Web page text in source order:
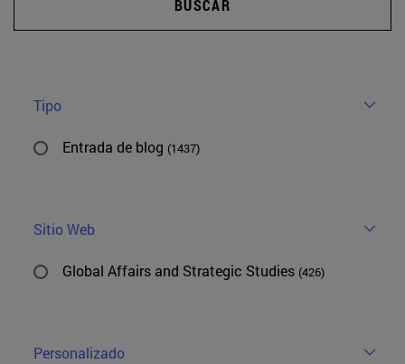
BUSCAR
Tipo
Entrada de blog (1437)
Sitio Web
Global Affairs and Strategic Studies (426)
Personalizado